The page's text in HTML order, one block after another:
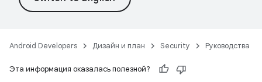
Android Developers Дизайн и план Security Руководства
Эта информация оказалась полезной?